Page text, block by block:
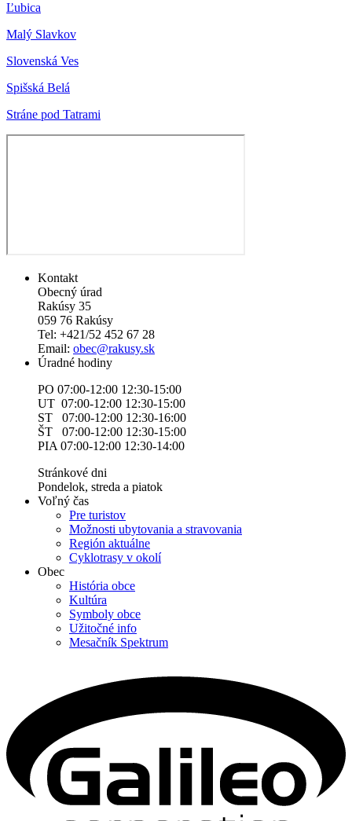
Ľubica
Malý Slavkov
Slovenská Ves
Spišská Belá
Stráne pod Tatrami
Kontakt
Obecný úrad
Rakúsy 35
059 76 Rakúsy
Tel: +421/52 452 67 28
Email: obec@rakusy.sk
Úradné hodiny
PO 07:00-12:00 12:30-15:00
UT 07:00-12:00 12:30-15:00
ST 07:00-12:00 12:30-16:00
ŠT 07:00-12:00 12:30-15:00
PIA 07:00-12:00 12:30-14:00
Stránkové dni
Pondelok, streda a piatok
Voľný čas
Pre turistov
Možnosti ubytovania a stravovania
Región aktuálne
Cyklotrasy v okolí
Obec
História obce
Kultúra
Symboly obce
Užitočné info
Mesačník Spektrum